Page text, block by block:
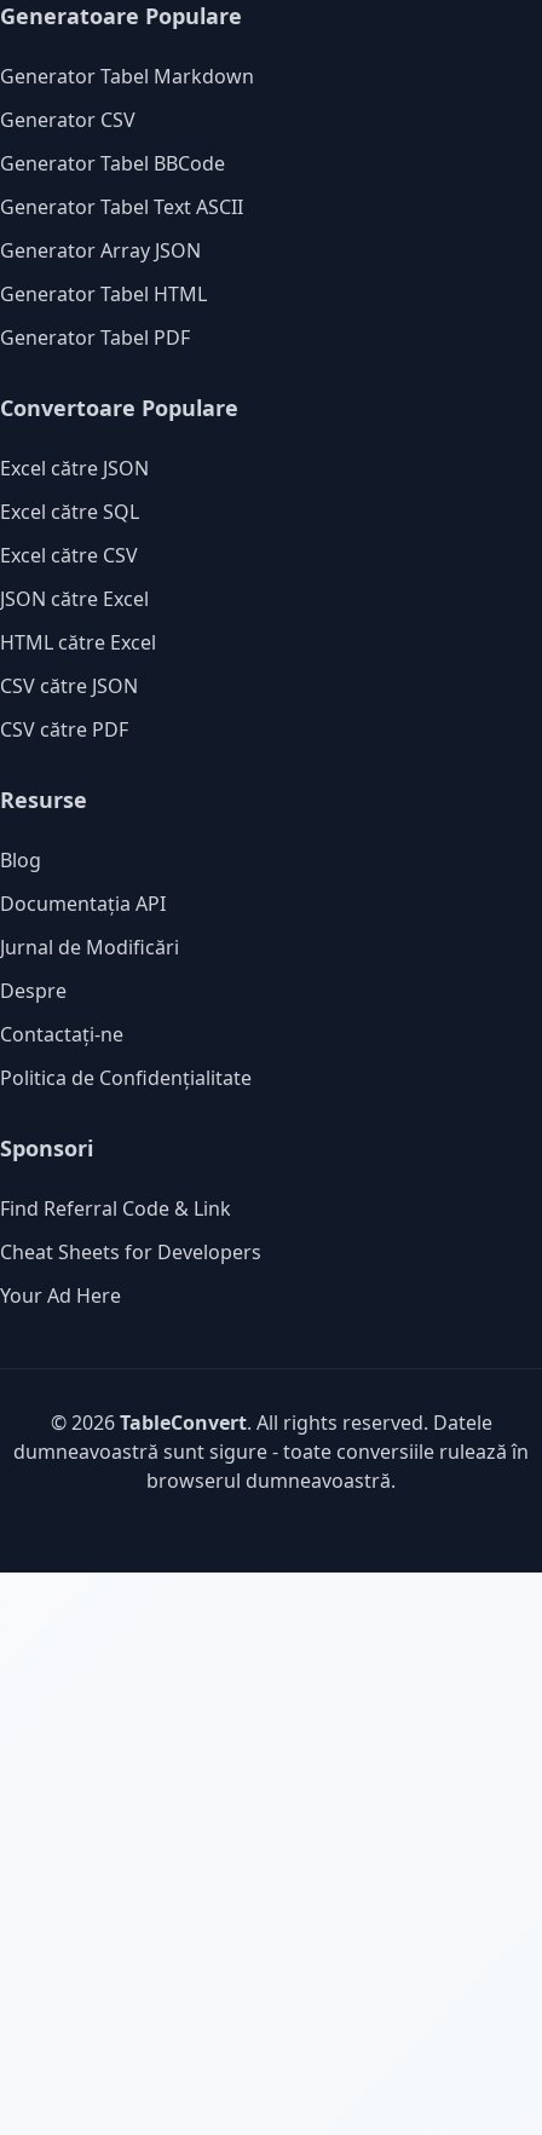
Generatoare Populare
Generator Tabel Markdown
Generator CSV
Generator Tabel BBCode
Generator Tabel Text ASCII
Generator Array JSON
Generator Tabel HTML
Generator Tabel PDF
Convertoare Populare
Excel către JSON
Excel către SQL
Excel către CSV
JSON către Excel
HTML către Excel
CSV către JSON
CSV către PDF
Resurse
Blog
Documentația API
Jurnal de Modificări
Despre
Contactați-ne
Politica de Confidențialitate
Sponsori
Find Referral Code & Link
Cheat Sheets for Developers
Your Ad Here
© 2026TableConvert. All rights reserved. Datele
dumneavoastră sunt sigure - toate conversiile rulează în
browserul dumneavoastră.